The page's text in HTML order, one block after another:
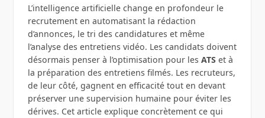
L’intelligence artificielle change en profondeur le
recrutement en automatisant la rédaction
d’annonces, le tri des candidatures et même
l’analyse des entretiens vidéo. Les candidats doivent
désormais penser à l’optimisation pour les ATS et à
la préparation des entretiens filmés. Les recruteurs,
de leur côté, gagnent en efficacité tout en devant
préserver une supervision humaine pour éviter les
dérives. Cet article explique concrètement ce qui